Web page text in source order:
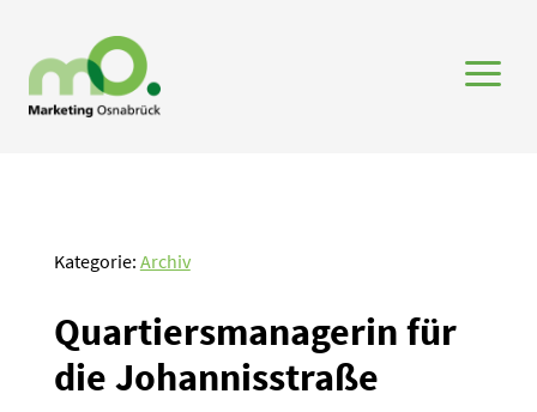
a
Kategorie: Archiv
Quartiers­ma­na­gerin für
die Johan­nis­straße